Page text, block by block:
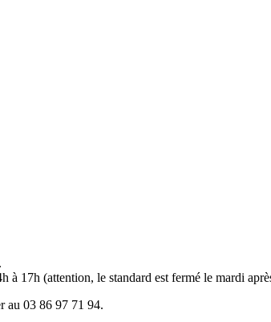
.
à 17h (attention, le standard est fermé le mardi
au 03 86 97 71 94.